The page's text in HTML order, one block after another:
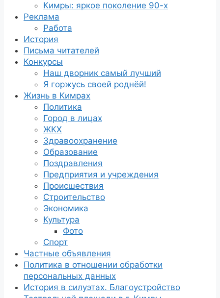
Кимры: яркое поколение 90-х
Реклама
Работа
История
Письма читателей
Конкурсы
Наш дворник самый лучший
Я горжусь своей роднёй!
Жизнь в Кимрах
Политика
Город в лицах
ЖКХ
Здравоохранение
Образование
Поздравления
Предприятия и учреждения
Происшествия
Строительство
Экономика
Культура
Фото
Спорт
Частные объявления
Политика в отношении обработки
персональных данных
История в силуэтах. Благоустройство